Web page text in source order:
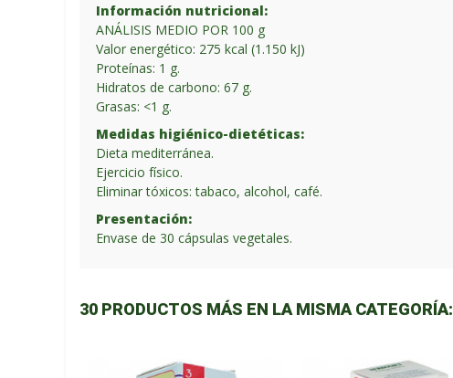
Información nutricional:
ANÁLISIS MEDIO POR 100 g
Valor energético: 275 kcal (1.150 kJ)
Proteínas: 1 g.
Hidratos de carbono: 67 g.
Grasas: <1 g.
Medidas higiénico-dietéticas:
Dieta mediterránea.
Ejercicio físico.
Eliminar tóxicos: tabaco, alcohol, café.
Presentación:
Envase de 30 cápsulas vegetales.
30 PRODUCTOS MÁS EN LA MISMA CATEGORÍA: